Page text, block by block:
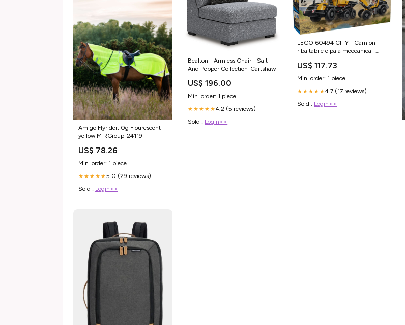
Amigo Flyrider, 0g Flourescent
yellow M RGroup_24119
US$ 78.26
Min. order: 1 piece
★★★★★5.0 (29 reviews)
Sold : Login>>
Bealton - Armless Chair - Salt
And Pepper Collection_Cartshaw
US$ 196.00
Min. order: 1 piece
★★★★★4.2 (5 reviews)
Sold : Login>>
LEGO 60494 CITY - Camion
ribaltabile e pala meccanica -
lavorativi microtech
US$ 117.73
Min. order: 1 piece
★★★★★4.7 (17 reviews)
Sold : Login>>